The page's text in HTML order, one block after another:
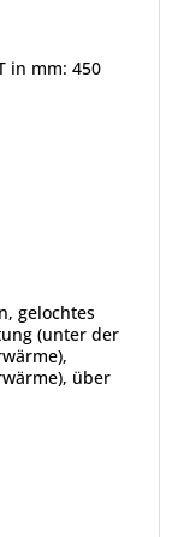
in mm: 450
gelochtes
(unter der
über
gegen